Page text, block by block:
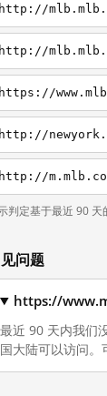
http://
http://
https://
http://
判定基于最近 90 天
问题
https://
最近 90 天内我们
国大陆可以访问。